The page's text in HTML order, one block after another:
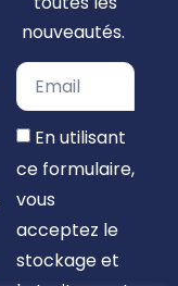
nouveautés.
En utilisant
ce formulaire,
vous
acceptez le
stockage et